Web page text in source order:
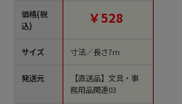
価格(税
込)
サイズ
発送元
￥528
寸法／長さ7m
【直送品】文具・事
務用品関連03